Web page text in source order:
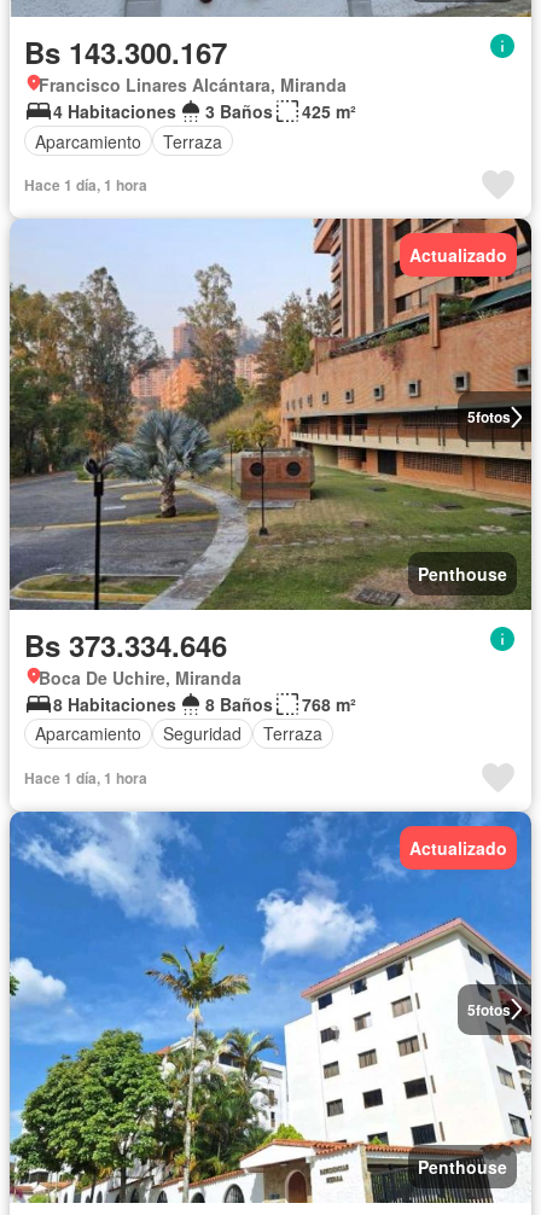
Bs 143.300.167
Francisco Linares Alcántara, Miranda
4 Habitaciones
3 Baños
425 m²
Aparcamiento
Terraza
Hace 1 día, 1 hora
5fotos
Actualizado
Penthouse
Bs 373.334.646
Boca De Uchire, Miranda
8 Habitaciones
8 Baños
768 m²
Aparcamiento
Seguridad Terraza
Hace 1 día, 1 hora
5fotos
Actualizado
Penthouse